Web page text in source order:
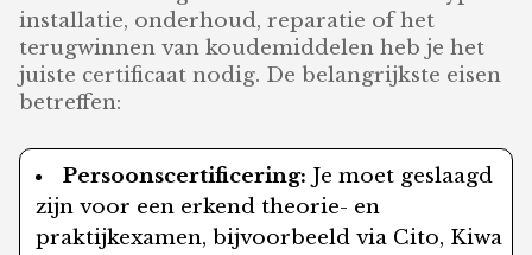
installatie, onderhoud, reparatie of het
terugwinnen van koudemiddelen heb je het
juiste certificaat nodig. De belangrijkste eisen
betreffen:
Persoonscertificering: Je moet geslaagd
zijn voor een erkend theorie- en
praktijkexamen, bijvoorbeeld via Cito, Kiwa